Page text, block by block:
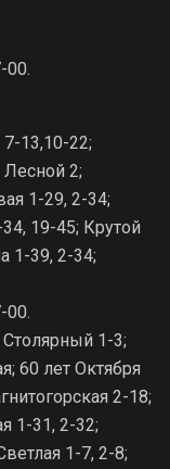
00.
13,10-22;
Лесной 2;
1-29, 2-34;
19-45; Крутой
1-39, 2-34;
00.
1-3;
60 лет Октября
2-18;
1-31, 2-32;
1-7, 2-8;